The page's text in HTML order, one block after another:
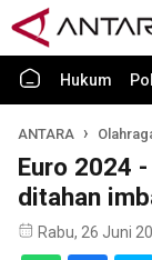
Hukum
ANTARA
Euro 2024
ditahan
Rabu, 26 Juni